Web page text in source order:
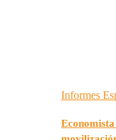
Informes